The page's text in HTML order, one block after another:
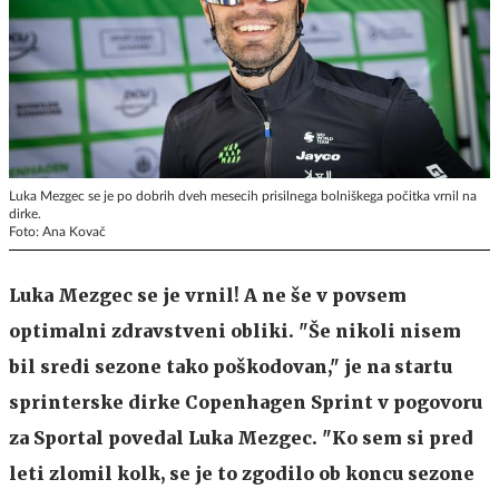
Luka Mezgec se je po dobrih dveh mesecih prisilnega bolniškega počitka vrnil na
dirke.
Foto: Ana Kovač
Luka Mezgec se je vrnil! A ne še v povsem
optimalni zdravstveni obliki. "Še nikoli nisem
bil sredi sezone tako poškodovan," je na startu
sprinterske dirke Copenhagen Sprint v pogovoru
za Sportal povedal Luka Mezgec. "Ko sem si pred
leti zlomil kolk, se je to zgodilo ob koncu sezone